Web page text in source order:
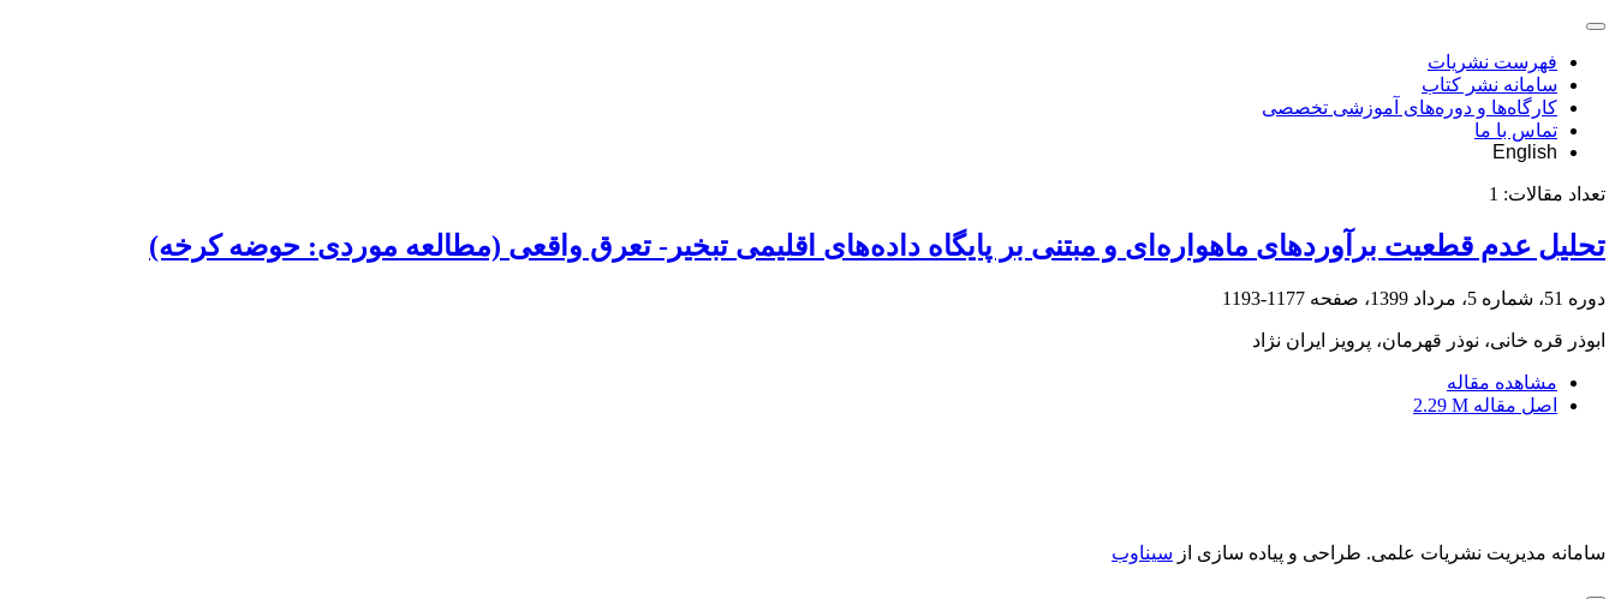
فهرست نشریات
سامانه نشر کتاب
کارگاه‌ها و دوره‌های آموزشی تخصصی
تماس با ما
English
تعداد مقالات: 1
تحلیل عدم قطعیت برآوردهای ماهواره‌ای و مبتنی بر پایگاه داده‌های اقلیمی تبخیر- تعرق واقعی (مطالعه موردی: حوضه کرخه)
دوره 51، شماره 5، مرداد 1399، صفحه 1177-1193
ابوذر قره خانی، نوذر قهرمان، پرویز ایران نژاد
مشاهده مقاله
اصل مقاله 2.29 M
سامانه مدیریت نشریات علمی. طراحی و پیاده سازی از سیناوب